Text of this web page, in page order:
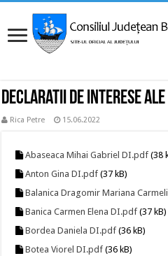
Declaratii de interese
Rica Petre 15.06.2022
Abaseaca Mihai Gabriel DI.pdf (38
Anton Gina DI.pdf (37 kB)
Balanica Dragomir Mariana
Banica Carmen Elena DI.pdf (37 kB)
Bordea Daniela DI.pdf (36 kB)
Botea Viorel DI.pdf (36 kB)